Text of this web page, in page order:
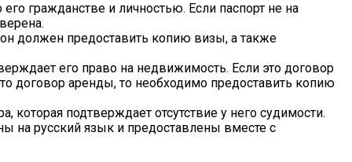
гражданстве и личностью. Если паспорт не на
должен предоставить копию визы, а также
его право на недвижимость. Если это договор
договор аренды, то необходимо предоставить копию
подтверждает отсутствие у него судимости.
на русский язык и предоставлены вместе с